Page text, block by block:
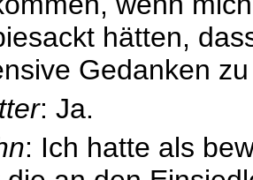
hätten,
Gedanken
: Ja.
: Ich hatte als